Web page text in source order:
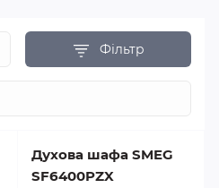
Фільтр
Духова шафа SMEG
SF6400PZX